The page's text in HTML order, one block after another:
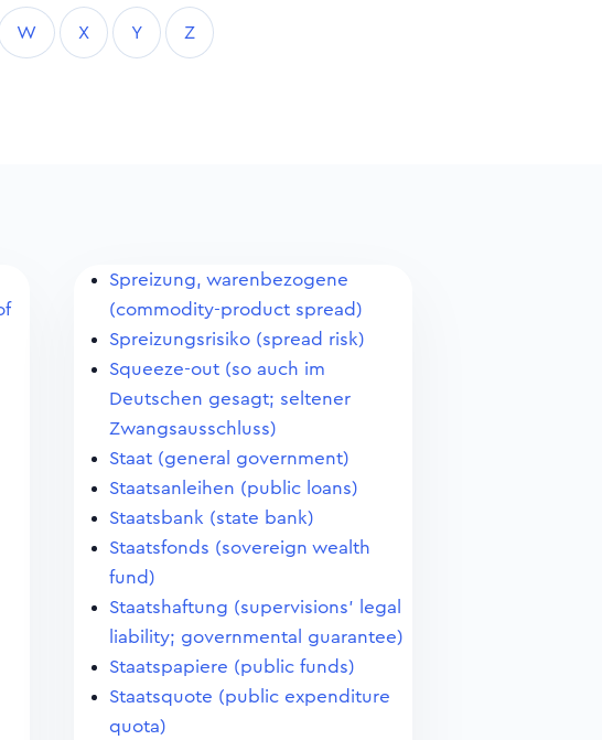
W X Y Z
Spreizung, warenbezogene
(commodity-product spread)
Spreizungsrisiko (spread risk)
Squeeze-out (so auch im
Deutschen gesagt; seltener
Zwangsausschluss)
Staat (general government)
Staatsanleihen (public loans)
Staatsbank (state bank)
Staatsfonds (sovereign wealth
fund)
Staatshaftung (supervisions' legal
liability; governmental guarantee)
Staatspapiere (public funds)
Staatsquote (public expenditure
quota)